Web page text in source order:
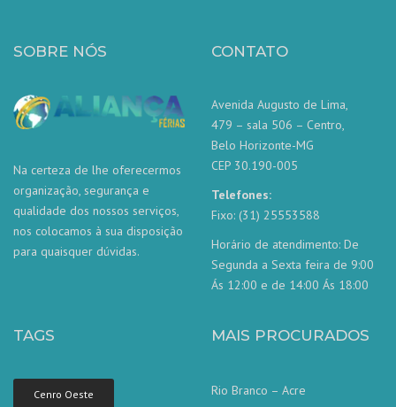
SOBRE NÓS
Na certeza de lhe oferecermos
organização, segurança e
qualidade dos nossos serviços,
nos colocamos à sua disposição
para quaisquer dúvidas.
CONTATO
Avenida Augusto de Lima,
479 – sala 506 – Centro,
Belo Horizonte-MG
CEP 30.190-005
Telefones:
Fixo: (31) 25553588
Horário de atendimento: De
Segunda a Sexta feira de 9:00
Ás 12:00 e de 14:00 Ás 18:00
TAGS
Cenro Oeste
MAIS PROCURADOS
Rio Branco – Acre